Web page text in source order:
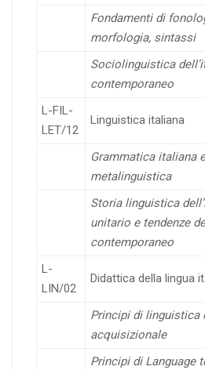
Fondamenti di
morfologia, sintassi
Sociolinguistica
contemporaneo
L-FIL-
LET/12
Linguistica italiana
Grammatica italiana
metalinguistica
Storia linguistica
unitario e tendenze
contemporaneo
L-
LIN/02
Didattica della lingua
Principi di linguistica
acquisizionale
Principi di Language